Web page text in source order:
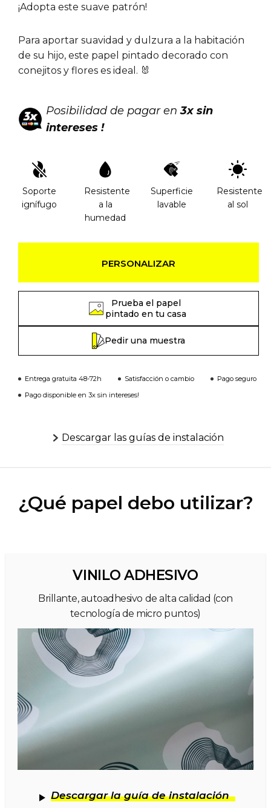
¡Adopta este suave patrón!
Para aportar suavidad y dulzura a la habitación
de su hijo, este papel pintado decorado con
conejitos y flores es ideal. 🐰
Posibilidad de pagar en3x sin
intereses !
Soporte
ignífugo
Resistente
a la
humedad
Superficie
lavable
Resistente
al sol
PERSONALIZAR
Prueba el papel
pintado en tu casa
Pedir una muestra
Entrega gratuita 48-72h Satisfacción o cambio
Pago seguro
Pago disponible en 3x sin intereses!
Descargar las guías de instalación
¿Qué papel debo utilizar?
VINILO ADHESIVO
Brillante, autoadhesivo de alta calidad (con
tecnología de micro puntos)
Descargar la guía de instalación